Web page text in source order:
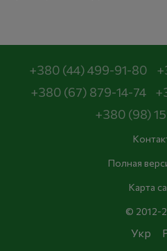
+380 (44) 499-91-80
+380 (67) 879-14-74
+380 (98)
Полная
Карта
© 2012-
Укр